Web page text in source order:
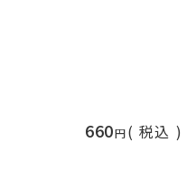
660 税込